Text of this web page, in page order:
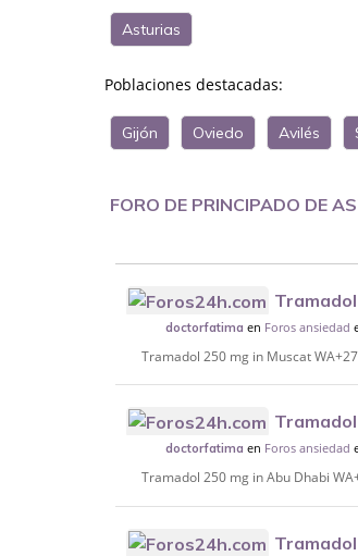
Asturias
Poblaciones destacadas:
Gijón Oviedo Avilés
FORO DE PRINCIPADO DE
buy Xanax, Lyrica in
doctorfatima en Foros ansiedad
Tramadol 250 mg in Muscat
to buy Xanax, Lyrica in Abu
doctorfatima en Foros ansiedad
Tramadol 250 mg in Abu Dhabi